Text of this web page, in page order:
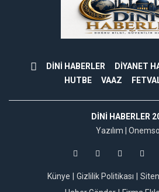
DİNİ HABERLER DİYANET
HUTBE
VAAZ
DINI HABERLER
Yazılım |
Künye Gizlilik Politikası